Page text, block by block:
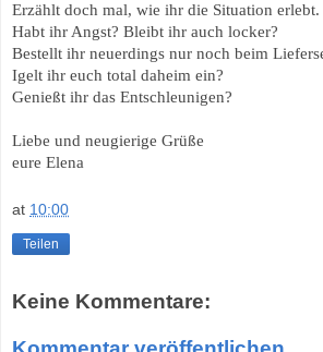
Erzählt doch mal, wie ihr die Situation erlebt.
Habt ihr Angst? Bleibt ihr auch locker?
Bestellt ihr neuerdings nur noch beim
Igelt ihr euch total daheim ein?
Genießt ihr das Entschleunigen?
Liebe und neugierige Grüße
eure Elena
at 10:00
Teilen
Keine Kommentare: